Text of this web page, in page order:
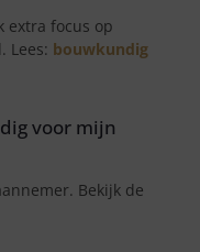
extra focus op
Lees: bouwkundig
voor mijn
Bekijk de